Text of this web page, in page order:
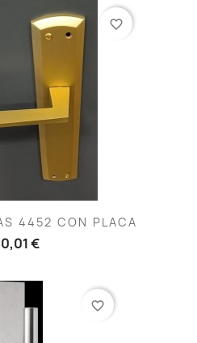
4452 CON PLACA
€
favorite_border
favorite_border